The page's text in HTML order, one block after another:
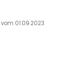
vom 01.09.2023